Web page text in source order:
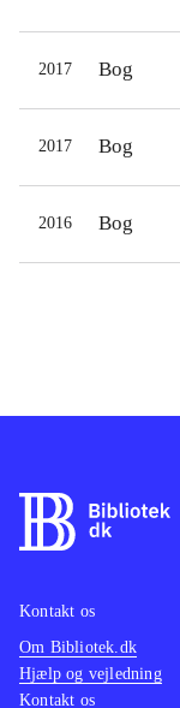
2017 Bog
2017 Bog
2016 Bog
Kontakt os
Om Bibliotek.dk
Hjælp og vejledning
Kontakt os